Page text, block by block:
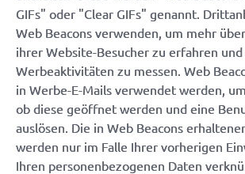
GIFs" oder "Clear GIFs" genannt.
Web Beacons verwenden, um mehr
ihrer Website-Besucher zu erfahren
Werbeaktivitäten zu messen. Web
in Werbe-E-Mails verwendet werden,
ob diese geöffnet werden und eine
auslösen. Die in Web Beacons
werden nur im Falle Ihrer vorherigen
Ihren personenbezogenen Daten